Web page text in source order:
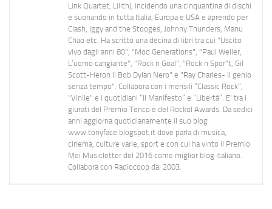
Link Quartet, Lilith), incidendo una cinquantina di dischi
e suonando in tutta Italia, Europa e USA e aprendo per
Clash, Iggy and the Stooges, Johnny Thunders, Manu
Chao etc. Ha scritto una decina di libri tra cui "Uscito
vivo dagli anni 80", "Mod Generations", "Paul Weller,
L’uomo cangiante", "Rock n Goal", "Rock n Spor"t, Gil
Scott-Heron Il Bob Dylan Nero" e "Ray Charles- Il genio
senza tempo". Collabora con i mensili “Classic Rock”,
"Vinile" e i quotidiani “Il Manifesto” e “Libertà”. E' tra i
giurati del Premio Tenco e del Rockol Awards. Da sedici
anni aggiorna quotidianamente il suo blog
www.tonyface.blogspot.it dove parla di musica,
cinema, culture varie, sport e con cui ha vinto il Premio
Mei Musicletter del 2016 come miglior blog italiano.
Collabora con Radiocoop dal 2003.